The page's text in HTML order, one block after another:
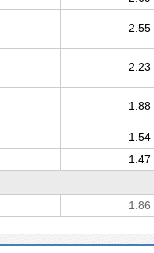
2.55
2.23
1.88
1.54
1.47
1.86